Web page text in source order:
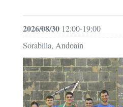
2026/08/30 12:00-19:00
Sorabilla, Andoain